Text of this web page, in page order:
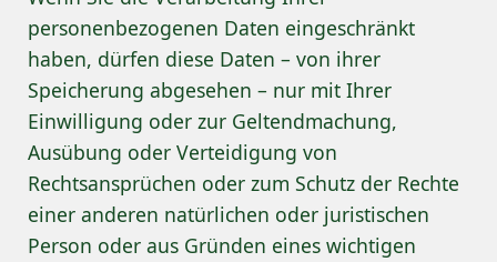
personenbezogenen Daten eingeschränkt
haben, dürfen diese Daten – von ihrer
Speicherung abgesehen – nur mit Ihrer
Einwilligung oder zur Geltendmachung,
Ausübung oder Verteidigung von
Rechtsansprüchen oder zum Schutz der Rechte
einer anderen natürlichen oder juristischen
Person oder aus Gründen eines wichtigen